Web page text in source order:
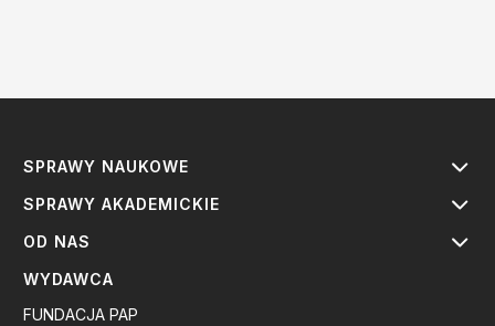
SPRAWY NAUKOWE
SPRAWY AKADEMICKIE
OD NAS
WYDAWCA
FUNDACJA PAP